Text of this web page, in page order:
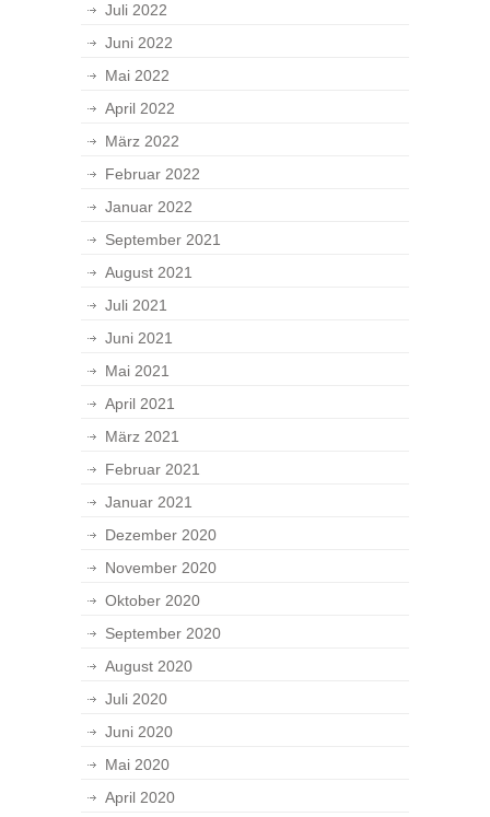
Juli 2022
Juni 2022
Mai 2022
April 2022
März 2022
Februar 2022
Januar 2022
September 2021
August 2021
Juli 2021
Juni 2021
Mai 2021
April 2021
März 2021
Februar 2021
Januar 2021
Dezember 2020
November 2020
Oktober 2020
September 2020
August 2020
Juli 2020
Juni 2020
Mai 2020
April 2020